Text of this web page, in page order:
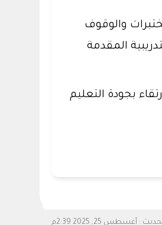
والوقوف
المقدمة
بجودة التعليم
: أغسطس 25, 2025 2:39م